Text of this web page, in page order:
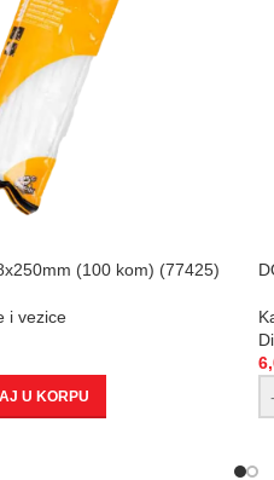
(100 kom) (77425)
i vezice
U KORPU
-